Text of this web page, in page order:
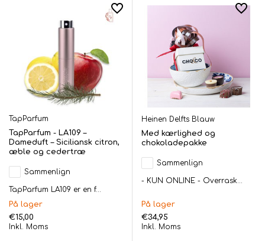
TapParfum
TapParfum - LA109 –
Dameduft – Siciliansk citron,
æble og cedertræ
Sammenlign
TapParfum LA109 er en f...
På lager
€15,00
Inkl. Moms
Heinen Delfts Blauw
Med kærlighed og
chokoladepakke
Sammenlign
- KUN ONLINE - Overrask...
På lager
€34,95
Inkl. Moms